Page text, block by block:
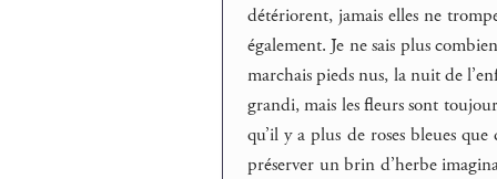
détériorent, jamais elles ne
également. Je ne sais plus
marchais pieds nus, la nuit de
grandi, mais les fleurs sont
qu’il y a plus de roses bleues
préserver un brin d’herbe